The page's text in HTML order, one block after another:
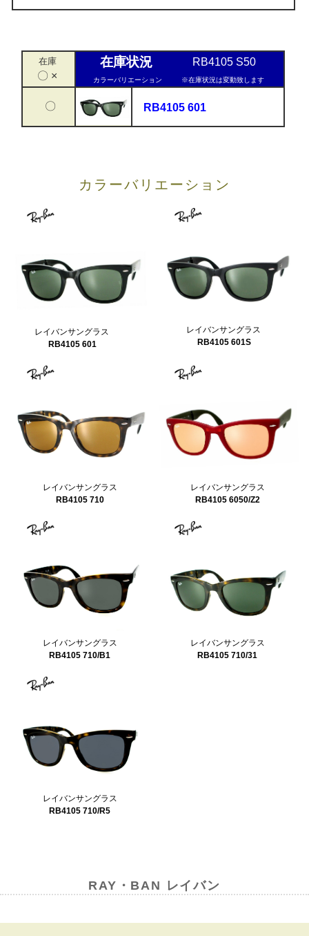
在庫
〇 ×
在庫状況 RB4105 S50
カラーバリエーション ※在庫状況は変動致します
〇 RB4105 601
カラーバリエーション
レイバンサングラス
RB4105 601
レイバンサングラス
RB4105 601S
レイバンサングラス
RB4105 710
レイバンサングラス
RB4105 6050/Z2
レイバンサングラス
RB4105 710/B1
レイバンサングラス
RB4105 710/31
レイバンサングラス
RB4105 710/R5
RAY・BAN レイバン